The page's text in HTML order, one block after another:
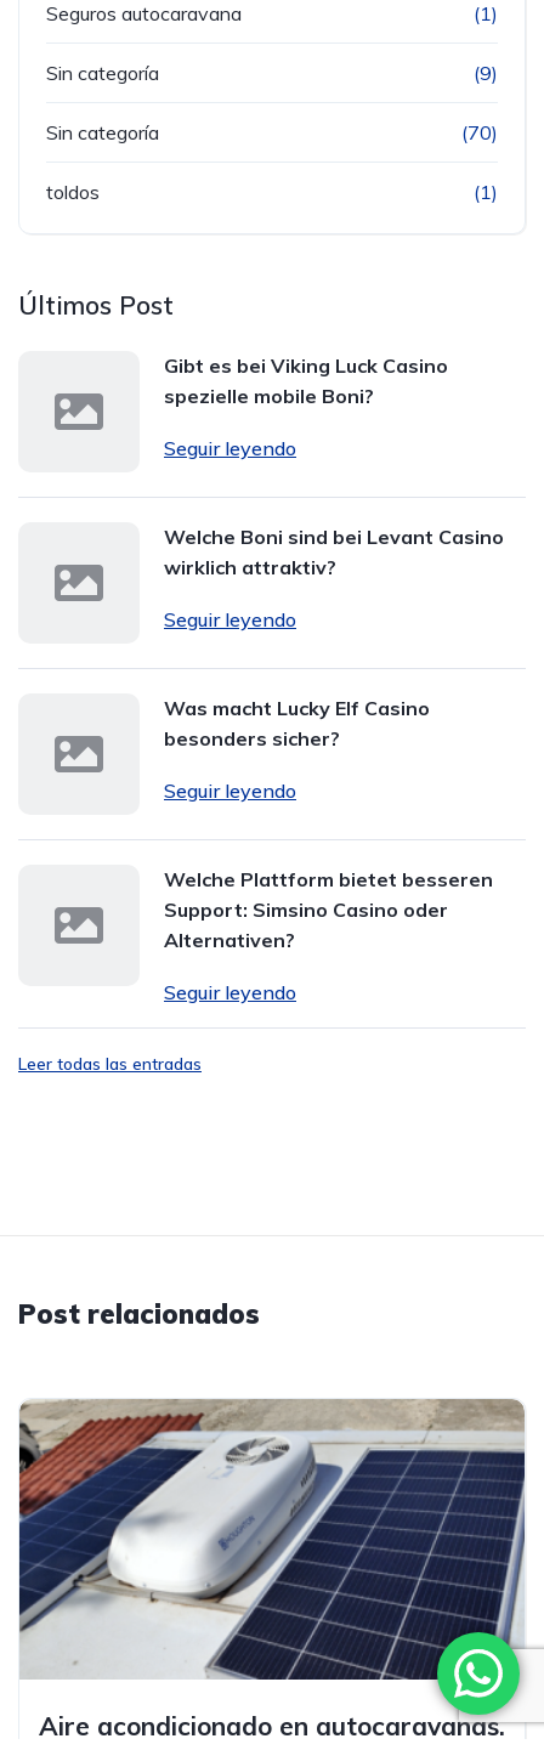
Seguros autocaravana (1)
Sin categoría (9)
Sin categoría (70)
toldos (1)
Últimos Post
Gibt es bei Viking Luck Casino
spezielle mobile Boni?
Seguir leyendo
Welche Boni sind bei Levant Casino
wirklich attraktiv?
Seguir leyendo
Was macht Lucky Elf Casino
besonders sicher?
Seguir leyendo
Welche Plattform bietet besseren
Support: Simsino Casino oder
Alternativen?
Seguir leyendo
Leer todas las entradas
Post relacionados
Aire acondicionado en autocaravanas.